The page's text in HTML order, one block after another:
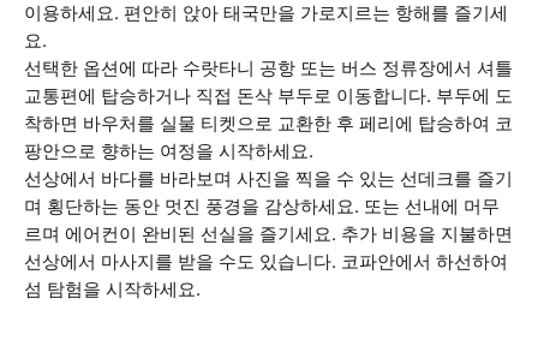
이용하세요. 편안히 앉아 태국만을 가로지르는 항해를 즐기세
요.
선택한 옵션에 따라 수랏타니 공항 또는 버스 정류장에서 셔틀
교통편에 탑승하거나 직접 돈삭 부두로 이동합니다. 부두에 도
착하면 바우처를 실물 티켓으로 교환한 후 페리에 탑승하여 코
팡안으로 향하는 여정을 시작하세요.
선상에서 바다를 바라보며 사진을 찍을 수 있는 선데크를 즐기
며 횡단하는 동안 멋진 풍경을 감상하세요. 또는 선내에 머무
르며 에어컨이 완비된 선실을 즐기세요. 추가 비용을 지불하면
선상에서 마사지를 받을 수도 있습니다. 코파안에서 하선하여
섬 탐험을 시작하세요.